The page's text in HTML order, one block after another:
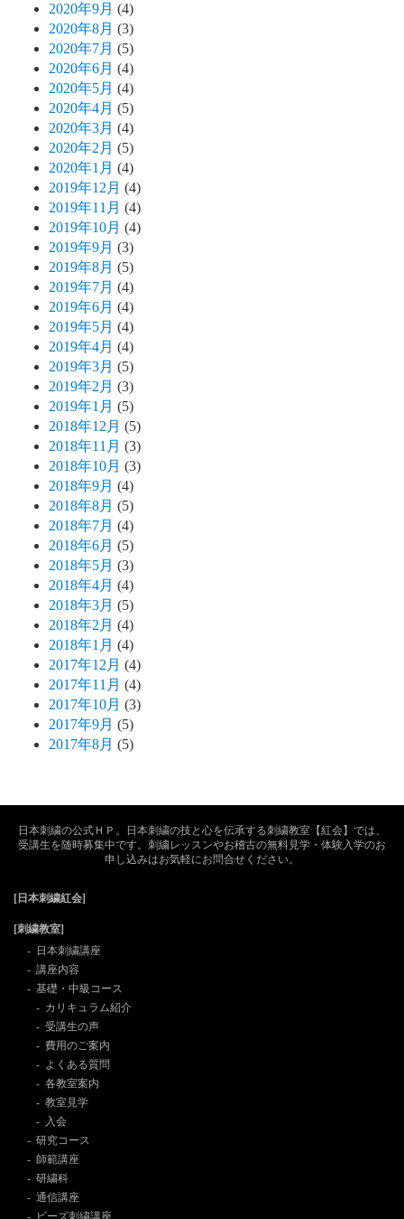
2020年9月 (4)
2020年8月 (3)
2020年7月 (5)
2020年6月 (4)
2020年5月 (4)
2020年4月 (5)
2020年3月 (4)
2020年2月 (5)
2020年1月 (4)
2019年12月 (4)
2019年11月 (4)
2019年10月 (4)
2019年9月 (3)
2019年8月 (5)
2019年7月 (4)
2019年6月 (4)
2019年5月 (4)
2019年4月 (4)
2019年3月 (5)
2019年2月 (3)
2019年1月 (5)
2018年12月 (5)
2018年11月 (3)
2018年10月 (3)
2018年9月 (4)
2018年8月 (5)
2018年7月 (4)
2018年6月 (5)
2018年5月 (3)
2018年4月 (4)
2018年3月 (5)
2018年2月 (4)
2018年1月 (4)
2017年12月 (4)
2017年11月 (4)
2017年10月 (3)
2017年9月 (5)
2017年8月 (5)
日本刺繍の公式ＨＰ。日本刺繍の技と心を伝承する刺繍教室【紅会】では、
受講生を随時募集中です。刺繍レッスンやお稽古の無料見学・体験入学のお
申し込みはお気軽にお問合せください。
[日本刺繍紅会]
[刺繍教室]
日本刺繍講座
講座内容
基礎・中級コース
カリキュラム紹介
受講生の声
費用のご案内
よくある質問
各教室案内
教室見学
入会
研究コース
師範講座
研繍科
通信講座
ビーズ刺繍講座